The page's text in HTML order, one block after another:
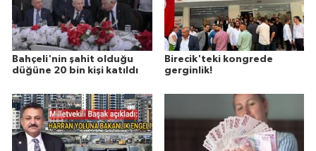
Bahçeli'nin şahit olduğu
düğüne 20 bin kişi katıldı
Birecik'teki kongrede
gerginlik!